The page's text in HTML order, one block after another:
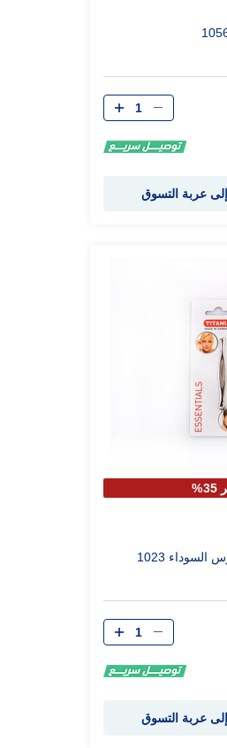
الكمية
عربة التسوق
السوداء 1023
الكمية
عربة التسوق